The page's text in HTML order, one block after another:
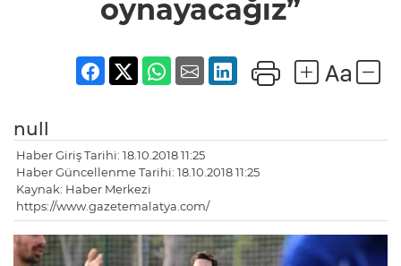
oynayacağız”
null
Haber Giriş Tarihi: 18.10.2018 11:25
Haber Güncellenme Tarihi: 18.10.2018 11:25
Kaynak: Haber Merkezi
https://www.gazetemalatya.com/